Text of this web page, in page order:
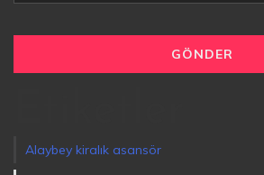
Alaybey kiralık asansör